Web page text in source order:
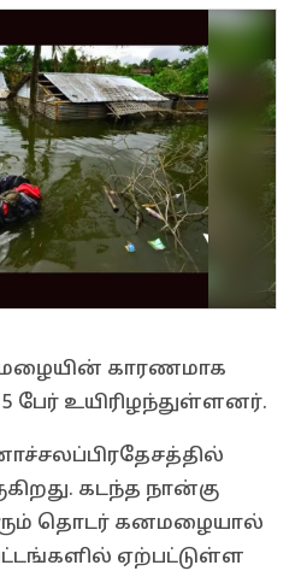
காரணமாக
பேர் உயிரிழந்துள்ளனர்.
கடந்த நான்கு
தொடர் கனமழையால்
ஏற்பட்டுள்ள